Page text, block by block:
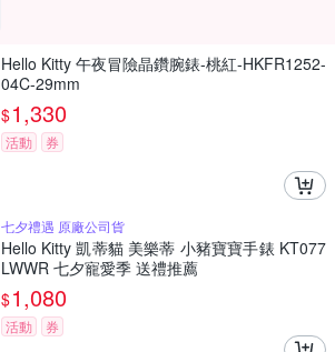
Hello Kitty 午夜冒險晶鑽腕錶-桃紅-HKFR1252-
04C-29mm
$1,330
活動 券
七夕禮遇 原廠公司貨
Hello Kitty 凱蒂貓 美樂蒂 小豬寶寶手錶 KT077
LWWR 七夕寵愛季 送禮推薦
$1,080
活動 券